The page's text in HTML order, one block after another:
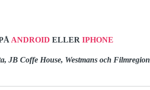
ANDROID ELLER IPHONE
JB Coffe House, Westmans och Filmregion